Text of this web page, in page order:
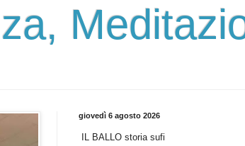
giovedì 6 agosto 2026
IL BALLO storia sufi